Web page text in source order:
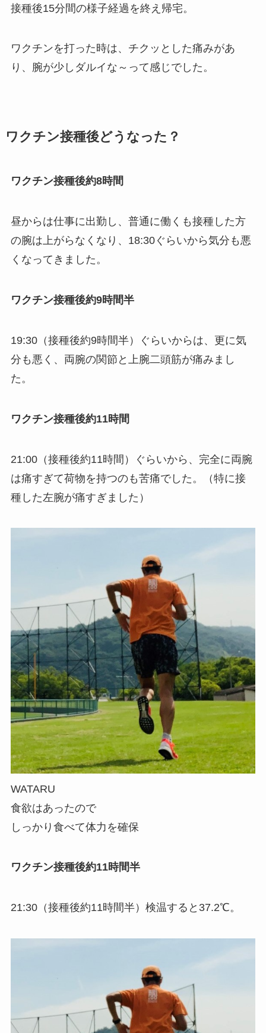
接種後15分間の様子経過を終え帰宅。
ワクチンを打った時は、チクッとした痛みがあ
り、腕が少しダルイな～って感じでした。
ワクチン接種後どうなった？
ワクチン接種後約8時間
昼からは仕事に出勤し、普通に働くも接種した方
の腕は上がらなくなり、18:30ぐらいから気分も悪
くなってきました。
ワクチン接種後約9時間半
19:30（接種後約9時間半）ぐらいからは、更に気
分も悪く、両腕の関節と上腕二頭筋が痛みまし
た。
ワクチン接種後約11時間
21:00（接種後約11時間）ぐらいから、完全に両腕
は痛すぎて荷物を持つのも苦痛でした。（特に接
種した左腕が痛すぎました）
WATARU
食欲はあったので
しっかり食べて体力を確保
ワクチン接種後約11時間半
21:30（接種後約11時間半）検温すると37.2℃。